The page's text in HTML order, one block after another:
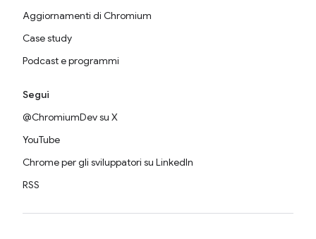
Aggiornamenti di Chromium
Case study
Podcast e programmi
Segui
@ChromiumDev su X
YouTube
Chrome per gli sviluppatori su LinkedIn
RSS